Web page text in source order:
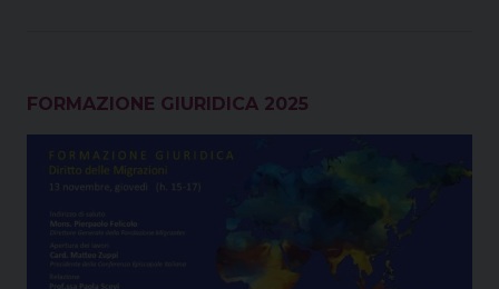
FORMAZIONE GIURIDICA 2025